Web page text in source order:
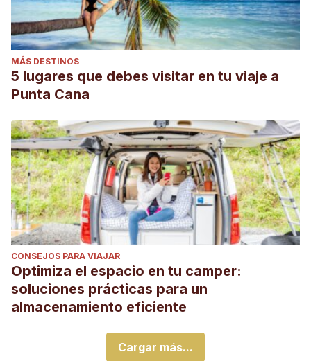
MÁS DESTINOS
5 lugares que debes visitar en tu viaje a
Punta Cana
CONSEJOS PARA VIAJAR
Optimiza el espacio en tu camper:
soluciones prácticas para un
almacenamiento eficiente
Cargar más...